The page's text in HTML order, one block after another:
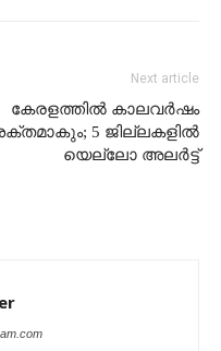
Next article
കേരളത്തിൽ കാലവർഷം
5 ജില്ലകളിൽ
യെല്ലോ അലർട്ട്